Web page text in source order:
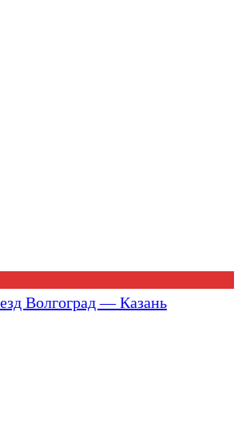
Волгоград — Казань